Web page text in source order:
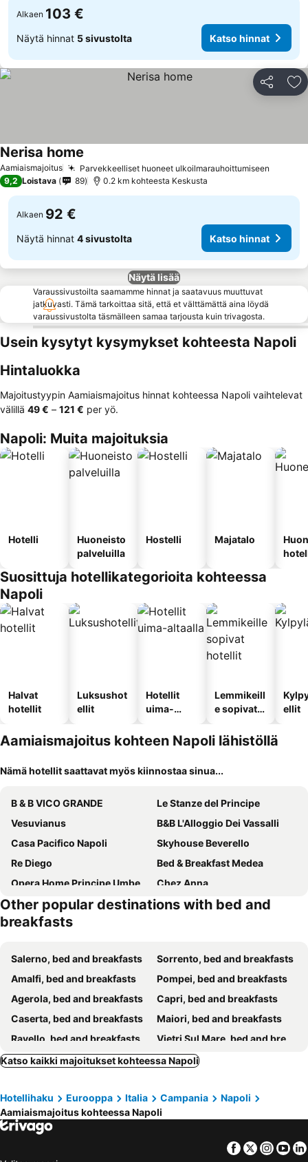
Alkaen 103 €
Näytä hinnat 5 sivustolta Katso hinnat
Jaa
Aamiaismajoitus Parvekkeelliset huoneet ulkoilmarauhoittumiseen
Nerisa home
9,2 Loistava 89 0.2 km kohteesta Keskusta
Alkaen 92 €
Näytä hinnat 4 sivustolta Katso hinnat
Näytä lisää
Varaussivustoilta saamamme hinnat ja saatavuus muuttuvat
jatkuvasti. Tämä tarkoittaa sitä, että et välttämättä aina löydä
varaussivustolta täsmälleen samaa tarjousta kuin trivagosta.
Usein kysytyt kysymykset kohteesta Napoli
Hintaluokka
Majoitustyypin Aamiaismajoitus hinnat kohteessa Napoli vaihtelevat
välillä ‎49 € – ‎121 € per yö.
Napoli: Muita majoituksia
Hotelli
Huoneisto
palveluilla
Hostelli Majatalo
Suosittuja hotellikategorioita kohteessa
Napoli
Halvat
hotellit
Luksushot
ellit
Hotellit
uima-
Lemmikeill
e sopivat
ellit
Aamiaismajoitus kohteen Napoli lähistöllä
Nämä hotellit saattavat myös kiinnostaa sinua...
B & B VICO GRANDE
Le Stanze del Principe
Vesuvianus
B&B L'Alloggio Dei Vassalli
Casa Pacifico Napoli
Skyhouse Beverello
Re Diego
Bed & Breakfast Medea
Opera Home Principe Umberto
Chez Anna
Garibaldi Rooms
NeapolitanTrips Hotel
La Stella Di Napoli B&B
Welmy Napoli
Viaggio a Napoli B&B
Affittacamere BLU STAR
Napoli Suite
B&B Neapolis Bellini
SILIA HOUSE Napoli Centro
B&B Napoli La Perla
B&B Dimora San Felice
B&B Maremy... I 4 Elementi
Dimora Savoia
B&B Giosuè
Bed and Breakfast Speranzella
B&B MediNaples
La Peonia
Suite Contè Poderico
Astra
Other popular destinations with bed and
breakfasts
Salerno, bed and breakfasts
Sorrento, bed and breakfasts
Amalfi, bed and breakfasts
Pompei, bed and breakfasts
Agerola, bed and breakfasts
Capri, bed and breakfasts
Caserta, bed and breakfasts
Maiori, bed and breakfasts
Ravello, bed and breakfasts
Vietri Sul Mare, bed and breakfasts
Positano, bed and breakfasts
Anacapri, bed and breakfasts
Castellammare di Stabia, bed and breakfasts
Praiano, bed and breakfasts
Vico Equense, bed and breakfasts
Pozzuoli, bed and breakfasts
Forio, bed and breakfasts
Massa Lubrense, bed and breakfasts
Bacoli, bed and breakfasts
Katso kaikki majoitukset kohteessa Napoli
Hotellihaku Eurooppa Italia Campania
Napoli
Aamiaismajoitus kohteessa Napoli
Facebook
Twitter